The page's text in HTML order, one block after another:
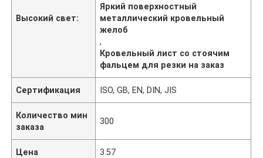
Высокий свет:
Яркий поверхностный
металлический кровельный
желоб
,
Кровельный лист со стоячим
фальцем для резки на заказ
Сертификация ISO, GB, EN, DIN, JIS
Количество мин
заказа
300
Цена 3.57